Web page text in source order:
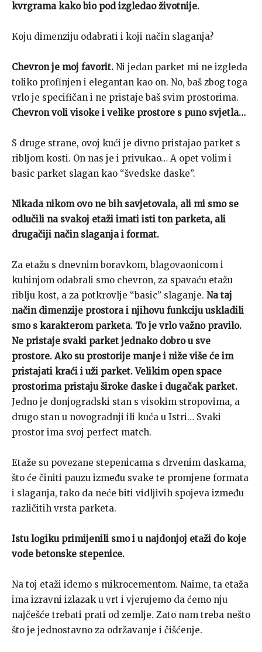
kvrgrama kako bio pod izgledao životnije.
Koju dimenziju odabrati i koji način slaganja?
Chevron je moj favorit. Ni jedan parket mi ne izgleda
toliko profinjen i elegantan kao on. No, baš zbog toga
vrlo je specifičan i ne pristaje baš svim prostorima.
Chevron voli visoke i velike prostore s puno svjetla…
S druge strane, ovoj kući je divno pristajao parket s
ribljom kosti. On nas je i privukao… A opet volim i
basic parket slagan kao “švedske daske”.
Nikada nikom ovo ne bih savjetovala, ali mi smo se
odlučili na svakoj etaži imati isti ton parketa, ali
drugačiji način slaganja i format.
Za etažu s dnevnim boravkom, blagovaonicom i
kuhinjom odabrali smo chevron, za spavaću etažu
riblju kost, a za potkrovlje “basic” slaganje. Na taj
način dimenzije prostora i njihovu funkciju uskladili
smo s karakterom parketa. To je vrlo važno pravilo.
Ne pristaje svaki parket jednako dobro u sve
prostore. Ako su prostorije manje i niže više će im
pristajati kraći i uži parket. Velikim open space
prostorima pristaju široke daske i dugačak parket.
Jedno je donjogradski stan s visokim stropovima, a
drugo stan u novogradnji ili kuća u Istri… Svaki
prostor ima svoj perfect match.
Etaže su povezane stepenicama s drvenim daskama,
što će činiti pauzu između svake te promjene formata
i slaganja, tako da neće biti vidljivih spojeva između
različitih vrsta parketa.
Istu logiku primijenili smo i u najdonjoj etaži do koje
vode betonske stepenice.
Na toj etaži idemo s mikrocementom. Naime, ta etaža
ima izravni izlazak u vrt i vjerujemo da ćemo nju
najčešće trebati prati od zemlje. Zato nam treba nešto
što je jednostavno za održavanje i čišćenje.